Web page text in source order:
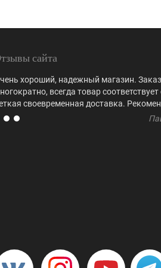
сайта
хороший, надежный магазин.
всегда товар
своевременная доставка.